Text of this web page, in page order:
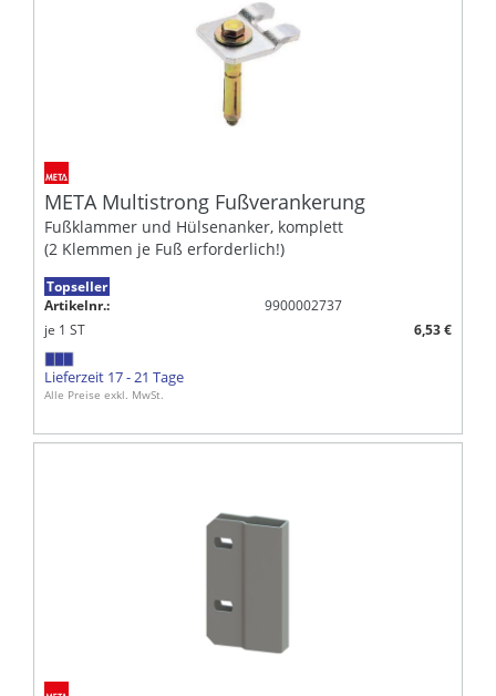
META Multistrong Fußverankerung
Fußklammer und Hülsenanker, komplett
(2 Klemmen je Fuß erforderlich!)
Topseller
Artikelnr.:
9900002737
je 1 ST 6,53 €
Lieferzeit 17 - 21 Tage
Alle Preise exkl. MwSt.